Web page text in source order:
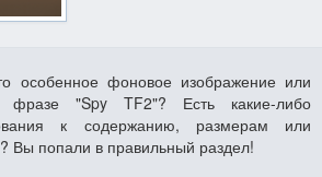
особенное фоновое изображение или
"Spy TF2"? Есть какие-либо
к содержанию, размерам или
Вы попали в правильный раздел!